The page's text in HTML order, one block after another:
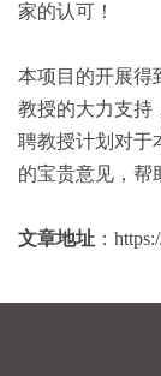
家的认可！
本项目的开展得
教授的大力支持
聘教授计划对于
的宝贵意见，帮
文章地址 ：